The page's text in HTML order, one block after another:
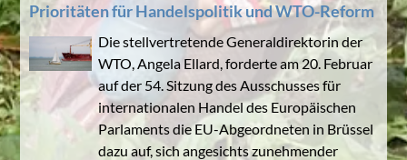
Prioritäten für Handelspolitik und WTO-Reform
Die stellvertretende Generaldirektorin der
WTO, Angela Ellard, forderte am 20. Februar
auf der 54. Sitzung des Ausschusses für
internationalen Handel des Europäischen
Parlaments die EU-Abgeordneten in Brüssel
dazu auf, sich angesichts zunehmender